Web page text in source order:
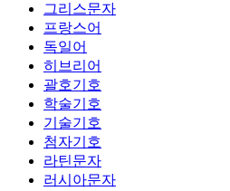
그리스문자
프랑스어
독일어
히브리어
괄호기호
학술기호
기술기호
첨자기호
라틴문자
러시아문자